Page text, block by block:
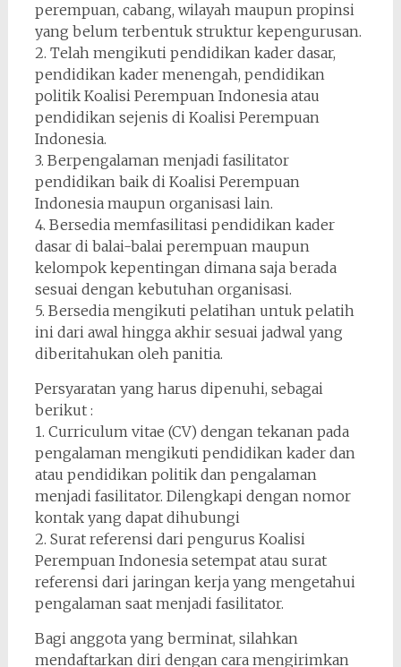
perempuan, cabang, wilayah maupun propinsi
yang belum terbentuk struktur kepengurusan.
2. Telah mengikuti pendidikan kader dasar,
pendidikan kader menengah, pendidikan
politik Koalisi Perempuan Indonesia atau
pendidikan sejenis di Koalisi Perempuan
Indonesia.
3. Berpengalaman menjadi fasilitator
pendidikan baik di Koalisi Perempuan
Indonesia maupun organisasi lain.
4. Bersedia memfasilitasi pendidikan kader
dasar di balai-balai perempuan maupun
kelompok kepentingan dimana saja berada
sesuai dengan kebutuhan organisasi.
5. Bersedia mengikuti pelatihan untuk pelatih
ini dari awal hingga akhir sesuai jadwal yang
diberitahukan oleh panitia.
Persyaratan yang harus dipenuhi, sebagai
berikut :
1. Curriculum vitae (CV) dengan tekanan pada
pengalaman mengikuti pendidikan kader dan
atau pendidikan politik dan pengalaman
menjadi fasilitator. Dilengkapi dengan nomor
kontak yang dapat dihubungi
2. Surat referensi dari pengurus Koalisi
Perempuan Indonesia setempat atau surat
referensi dari jaringan kerja yang mengetahui
pengalaman saat menjadi fasilitator.
Bagi anggota yang berminat, silahkan
mendaftarkan diri dengan cara mengirimkan